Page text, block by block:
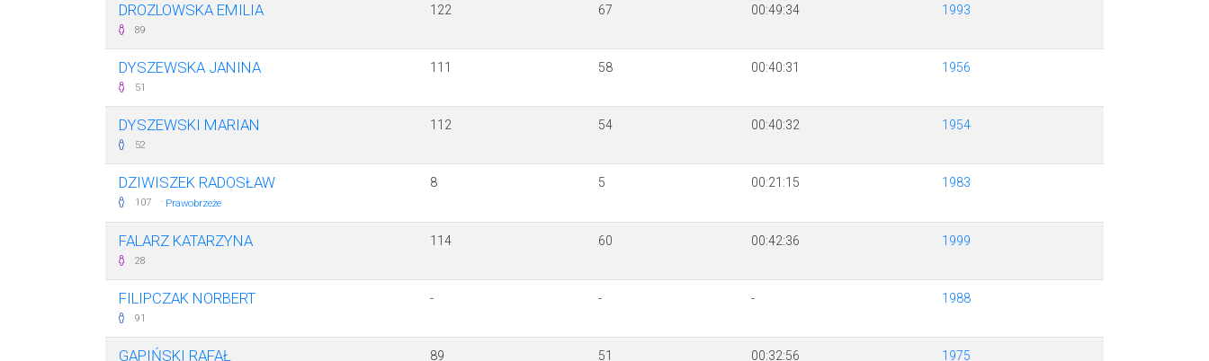
DROZLOWSKA EMILIA
89
122 67 00:49:34 1993
DYSZEWSKA JANINA
51
111 58 00:40:31 1956
DYSZEWSKI MARIAN
52
112 54 00:40:32 1954
DZIWISZEK RADOSŁAW
107 · Prawobrzeże
8 5 00:21:15 1983
FALARZ KATARZYNA
28
114 60 00:42:36 1999
FILIPCZAK NORBERT
91
- - - 1988
GAPIŃSKI RAFAŁ 89 51 00:32:56 1975